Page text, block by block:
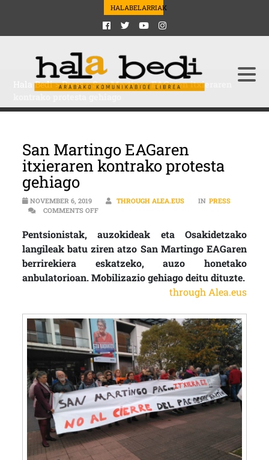
HALABELARRIAK
Hala Bedi>Press>San Martingo EAGaren itxieraren
San Martingo EAGaren
itxieraren kontrako protesta
gehiago
NOVEMBER 6, 2019 THROUGH ALEA.EUS IN PRESS
COMMENTS OFFON SAN MARTINGO EAGAREN ITXIERAREN
Pentsionistak, auzokideak eta Osakidetzako
langileak batu ziren atzo San Martingo EAGaren
berrirekiera eskatzeko, auzo honetako
anbulatorioan. Mobilizazio gehiago deitu dituzte.
through Alea.eus